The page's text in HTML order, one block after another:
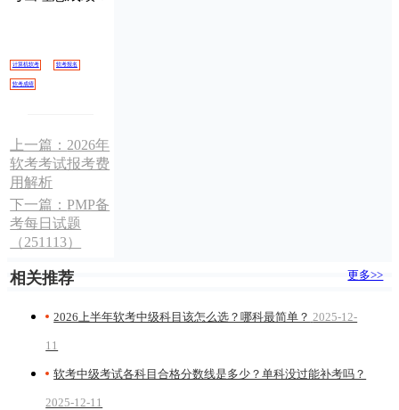
计算机软考 软考报名
软考成绩
上一篇： 2026年
软考考试报考费
用解析
下一篇：PMP备
考每日试题
（251113）
相关推荐 更多>>
2026上半年软考中级科目该怎么选？哪科最简单？ 2025-12-
11
软考中级考试各科目合格分数线是多少？单科没过能补考吗？
2025-12-11